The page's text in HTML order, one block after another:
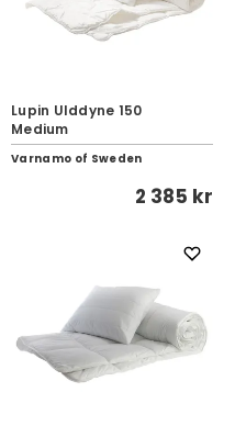
Lupin Ulddyne 150
Medium
Varnamo of Sweden
2 385 kr